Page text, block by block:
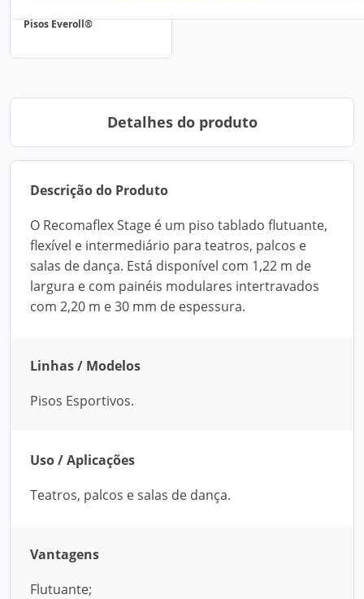
Pisos Everoll®
Detalhes do produto
Descrição do Produto
O Recomaflex Stage é um piso tablado flutuante,
flexível e intermediário para teatros, palcos e
salas de dança. Está disponível com 1,22 m de
largura e com painéis modulares intertravados
com 2,20 m e 30 mm de espessura.
Linhas / Modelos
Pisos Esportivos.
Uso / Aplicações
Teatros, palcos e salas de dança.
Vantagens
Flutuante;